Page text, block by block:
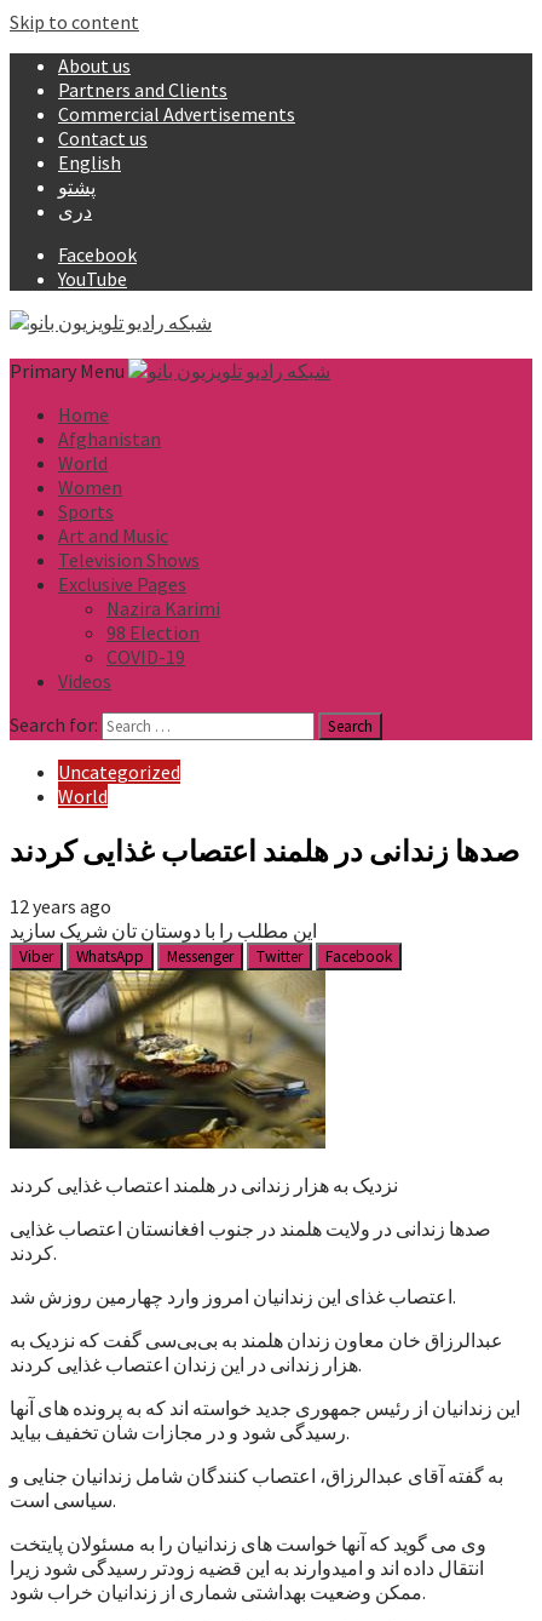
Skip to content
About us
Partners and Clients
Commercial Advertisements
Contact us
English
پشتو
دری
Facebook
YouTube
Primary Menu
Home
Afghanistan
World
Women
Sports
Art and Music
Television Shows
Exclusive Pages
Nazira Karimi
98 Election
COVID-19
Videos
Search for:
Uncategorized
World
صدها زندانی در هلمند اعتصاب غذایی کردند
12 years ago
این مطلب را با دوستان تان شریک سازید
Viber WhatsApp Messenger Twitter Facebook
نزدیک به هزار زندانی در هلمند اعتصاب غذایی کردند
صدها زندانی در ولایت هلمند در جنوب افغانستان اعتصاب غذایی
کردند.
اعتصاب غذای این زندانیان امروز وارد چهارمین روزش شد.
عبدالرزاق خان معاون زندان هلمند به بی‌بی‌سی گفت که نزدیک به
هزار زندانی در این زندان اعتصاب غذایی کردند.
این زندانیان از رئیس جمهوری جدید خواسته اند که به پرونده های آنها
رسیدگی شود و در مجازات شان تخفیف بیاید.
به گفته آقای عبدالرزاق، اعتصاب کنندگان شامل زندانیان جنایی و
سیاسی است.
وی می گوید که آنها خواست های زندانیان را به مسئولان پایتخت
انتقال داده اند و امیدوارند به این قضیه زودتر رسیدگی شود زیرا
ممکن وضعیت بهداشتی شماری از زندانیان خراب شود.